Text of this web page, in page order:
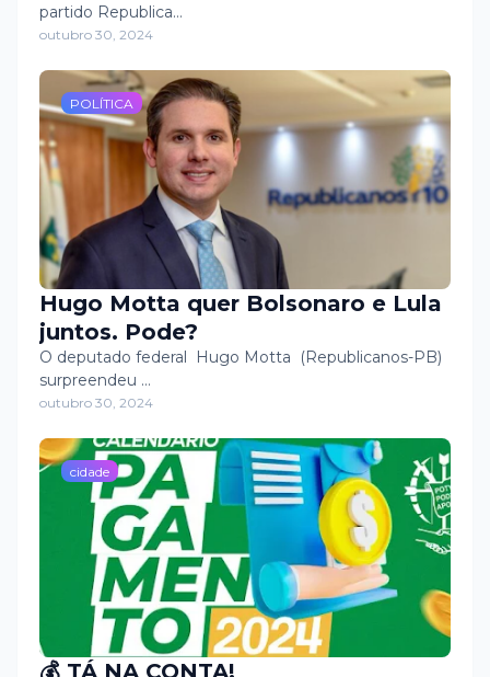
partido Republica…
outubro 30, 2024
POLÍTICA
Hugo Motta quer Bolsonaro e Lula
juntos. Pode?
O deputado federal Hugo Motta (Republicanos-PB)
surpreendeu …
outubro 30, 2024
cidade
💰 TÁ NA CONTA!